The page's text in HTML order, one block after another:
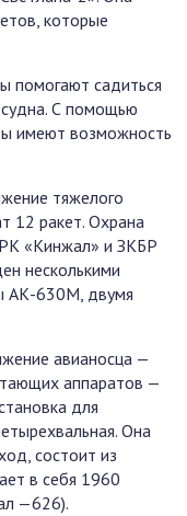
которые
помогают садиться
С помощью
имеют возможность
тяжелого
12 ракет. Охрана
«Кинжал» и ЗКБР
несколькими
АК-630М, двумя
авианосца —
аппаратов —
для
Она
состоит из
в себя 1960
—626).